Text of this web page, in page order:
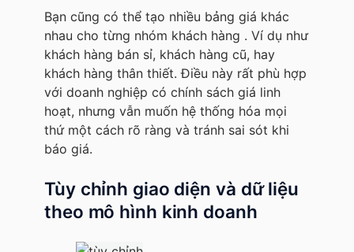
Bạn cũng có thể tạo nhiều bảng giá khác
nhau cho từng nhóm khách hàng . Ví dụ như
khách hàng bán sỉ, khách hàng cũ, hay
khách hàng thân thiết. Điều này rất phù hợp
với doanh nghiệp có chính sách giá linh
hoạt, nhưng vẫn muốn hệ thống hóa mọi
thứ một cách rõ ràng và tránh sai sót khi
báo giá.
Tùy chỉnh giao diện và dữ liệu
theo mô hình kinh doanh